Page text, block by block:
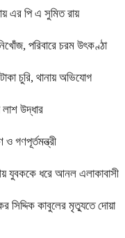
এর পি এ সুমিত রায়
পরিবারে চরম উৎকণ্ঠা
চুরি, থানায় অভিযোগ
লাশ উদ্ধার
গণপূর্তমন্ত্রী
যুবককে ধরে আনল এলাকাবাসী
সিদ্দিক কাবুলের মৃত্যুতে দোয়া